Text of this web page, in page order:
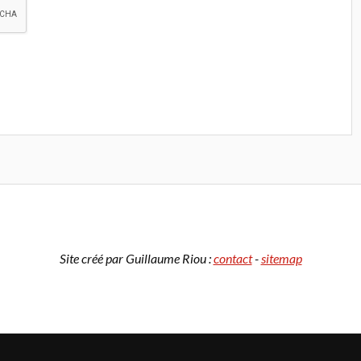
Site créé par Guillaume Riou :contact-sitemap